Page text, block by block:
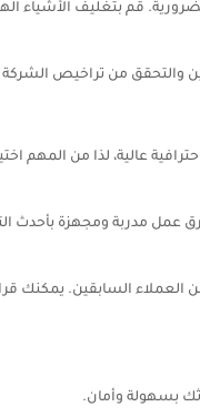
قم بتغليف الأشياء
من تراخيص الشركة
عالية، لذا من المهم
عمل مدربة ومجهزة بأحدث
السابقين. يمكنك
بسهولة وأمان.